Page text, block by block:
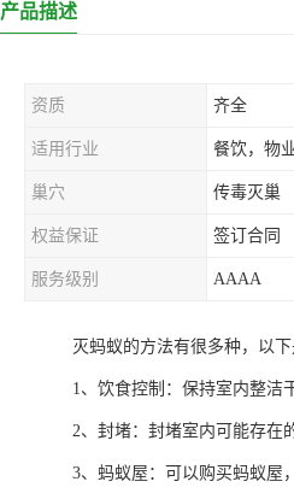
产品描述
资质 齐全
适用行业 餐饮，物
巢穴 传毒灭巢
权益保证 签订合同
服务级别 AAAA
灭蚂蚁的方法有很多种，以下
1、饮食控制：保持室内整洁
2、封堵：封堵室内可能存在
3、蚂蚁屋：可以购买蚂蚁屋